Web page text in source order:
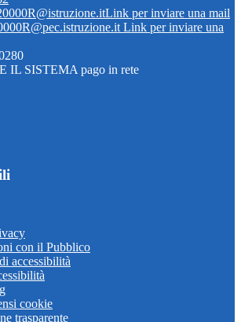
Link per inviare una mail
Link per inviare una
IL SISTEMA pago in rete
con il Pubblico
accessibilità
cookie
trasparente